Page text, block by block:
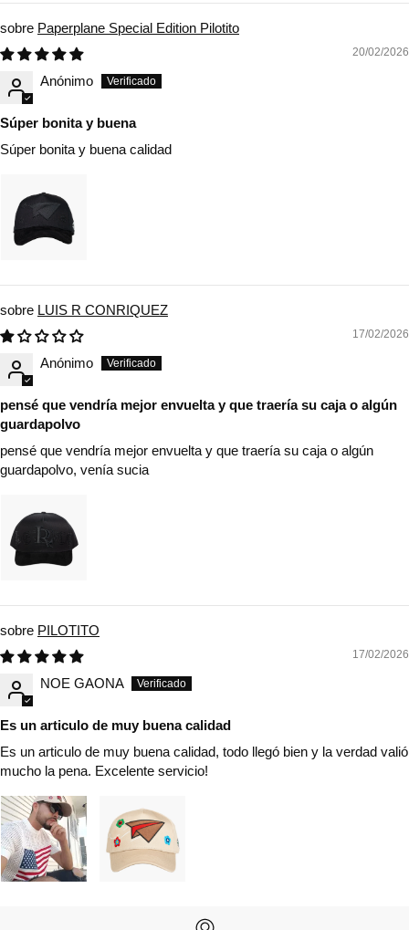
Paperplane Special Edition Pilotito
20/02/2026
Anónimo
Súper bonita y buena
Súper bonita y buena calidad
LUIS R CONRIQUEZ
17/02/2026
Anónimo
pensé que vendría mejor envuelta y que traería su caja o algún
guardapolvo
pensé que vendría mejor envuelta y que traería su caja o algún
guardapolvo, venía sucia
PILOTITO
17/02/2026
NOE GAONA
Es un articulo de muy buena calidad
Es un articulo de muy buena calidad, todo llegó bien y la verdad valió
mucho la pena. Excelente servicio!